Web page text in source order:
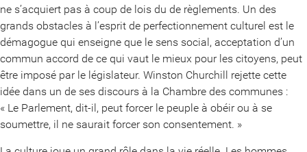
ne s’acquiert pas à coup de lois du de règlements. Un des
grands obstacles à l’esprit de perfectionnement culturel est le
démagogue qui enseigne que le sens social, acceptation d’un
commun accord de ce qui vaut le mieux pour les citoyens, peut
être imposé par le législateur. Winston Churchill rejette cette
idée dans un de ses discours à la Chambre des communes :
« Le Parlement, dit-il, peut forcer le peuple à obéir ou à se
soumettre, il ne saurait forcer son consentement. »